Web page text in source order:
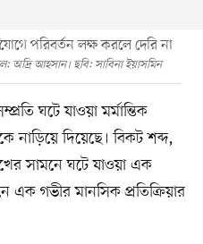
পরিবর্তন লক্ষ করলে দেরি না
অদ্রি আহসান। ছবি: সাবিনা ইয়াসমিন
ঘটে যাওয়া মর্মান্তিক
নাড়িয়ে দিয়েছে। বিকট শব্দ,
সামনে ঘটে যাওয়া এক
গভীর মানসিক প্রতিক্রিয়ার